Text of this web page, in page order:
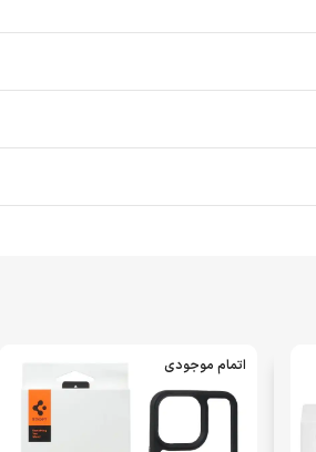
اتمام موجودی